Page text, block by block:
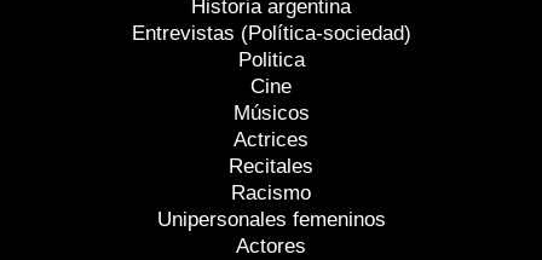
Historia argentina
Entrevistas (Política-sociedad)
Politica
Cine
Músicos
Actrices
Recitales
Racismo
Unipersonales femeninos
Actores